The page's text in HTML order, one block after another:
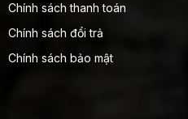
Chính sách thanh toán
Chính sách đổi trả
Chính sách bảo mật